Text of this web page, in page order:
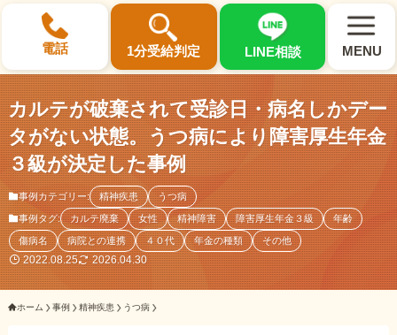
電話 1分受給判定 LINE相談 MENU
×
選ばれる3つの理由
初回相談料0円・受給後報酬型
サポート料金について
県内 No.1 の豊富な知識と経験
カルテが破棄されて受診日・病名しかデー
タがない状態。うつ病により障害厚生年金
３級が決定した事例
事例カテゴリー: 精神疾患 うつ病
事例タグ: カルテ廃棄 女性 精神障害 障害厚生年金３級 年齢
傷病名 病院との連携 ４０代 年金の種類 その他
2022.08.25 2026.04.30
ホーム 事例 精神疾患 うつ病